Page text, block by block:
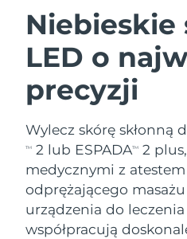
Niebieskie
LED o
precyzji
Wylecz skórę skłonną
TM 2 lub ESPADATM
2
medycznymi z
odprężającego
urządzenia do
współpracują